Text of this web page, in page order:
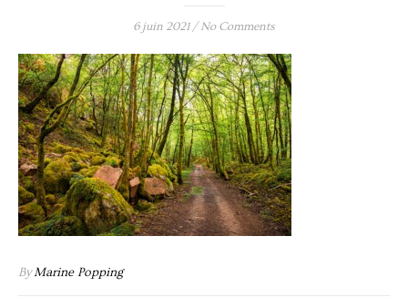
6 juin 2021 / No Comments
ByMarine Popping